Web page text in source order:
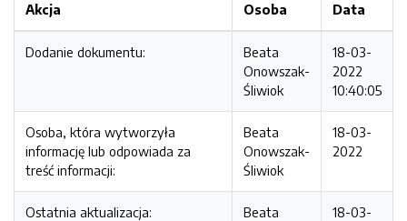
Akcja Osoba Data
Dodanie dokumentu:
Beata
Onowszak-
Śliwiok
18-03-
2022
10:40:05
Osoba, która wytworzyła
informację lub odpowiada za
treść informacji:
Beata
Onowszak-
Śliwiok
18-03-
2022
Ostatnia aktualizacja:
Beata
18-03-